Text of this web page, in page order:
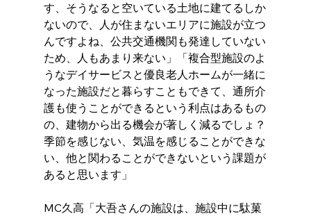
す、そうなると空いている土地に建てるしか
ないので、人が住まないエリアに施設が立つ
んですよね、公共交通機関も発達していない
ため、人もあまり来ない」「複合型施設のよ
うなデイサービスと優良老人ホームが一緒に
なった施設だと暮らすこともできて、通所介
護も使うことができるという利点はあるもの
の、建物から出る機会が著しく減るでしょ？
季節を感じない、気温を感じることができな
い、他と関わることができないという課題が
あると思います」
MC久高「大吾さんの施設は、施設中に駄菓